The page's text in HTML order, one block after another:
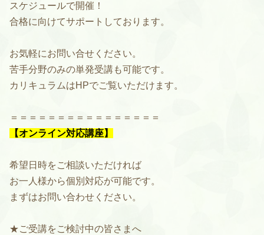
スケジュールで開催！
合格に向けてサポートしております。
お気軽にお問い合せください。
苦手分野のみの単発受講も可能です。
カリキュラムはHPでご覧いただけます。
＝＝＝＝＝＝＝＝＝＝＝＝＝＝＝＝
【オンライン対応講座】
希望日時をご相談いただければ
お一人様から個別対応が可能です。
まずはお問い合わせください。
★ご受講をご検討中の皆さまへ